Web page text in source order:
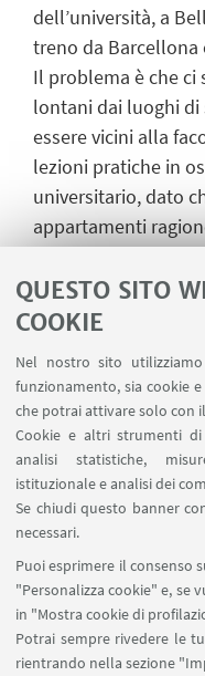
QUESTO SITO
COOKIE
Nel nostro sito
funzionamento, sia cookie
che potrai attivare solo con
Cookie e altri strumenti
analisi statistiche,
istituzionale e analisi dei
Se chiudi questo banner
necessari.
Puoi esprimere il consenso
"Personalizza cookie" e, se
in "Mostra cookie di
Potrai sempre rivedere le
rientrando nella sezione
dell’università, a
treno da
Il problema è che ci
lontani dai luoghi di
essere vicini alla
lezioni pratiche in
universitario, dato
appartamenti
supermercato)
nazionalità e di
fare facilmente
del posto è molto
mentalità troppo
Pro
ottime
Contro
la lingua